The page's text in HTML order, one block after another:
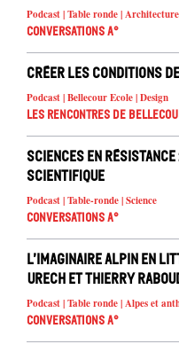
Podcast | Table ronde | Architecture
Conversations A°
Créer les conditions
Podcast | Bellecour Ecole | Design
Les rencontres de
Sciences en
scientifique
Podcast | Table-ronde | Science
Conversations A°
L’imaginaire alpin en
Urech et Thierry
Podcast | Table ronde | Alpes et
Conversations A°